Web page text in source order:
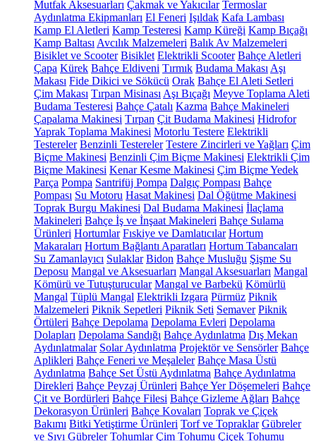
Mutfak Aksesuarları Çakmak ve Yakıcılar Termoslar
Aydınlatma Ekipmanları El Feneri Işıldak Kafa Lambası
Kamp El Aletleri Kamp Testeresi Kamp Küreği Kamp Bıçağı
Kamp Baltası Avcılık Malzemeleri Balık Av Malzemeleri
Bisiklet ve Scooter Bisiklet Elektrikli Scooter Bahçe Aletleri
Çapa Kürek Bahçe Eldiveni Tırmık Budama Makası Aşı
Makası Fide Dikici ve Sökücü Orak Bahçe El Aleti Setleri
Çim Makası Tırpan Misinası Aşı Bıçağı Meyve Toplama Aleti
Budama Testeresi Bahçe Çatalı Kazma Bahçe Makineleri
Çapalama Makinesi Tırpan Çit Budama Makinesi Hidrofor
Yaprak Toplama Makinesi Motorlu Testere Elektrikli
Testereler Benzinli Testereler Testere Zincirleri ve Yağları Çim
Biçme Makinesi Benzinli Çim Biçme Makinesi Elektrikli Çim
Biçme Makinesi Kenar Kesme Makinesi Çim Biçme Yedek
Parça Pompa Santrifüj Pompa Dalgıç Pompası Bahçe
Pompası Su Motoru Hasat Makinesi Dal Öğütme Makinesi
Toprak Burgu Makinesi Dal Budama Makinesi İlaçlama
Makineleri Bahçe İş ve İnşaat Makineleri Bahçe Sulama
Ürünleri Hortumlar Fıskiye ve Damlatıcılar Hortum
Makaraları Hortum Bağlantı Aparatları Hortum Tabancaları
Su Zamanlayıcı Sulaklar Bidon Bahçe Musluğu Şişme Su
Deposu Mangal ve Aksesuarları Mangal Aksesuarları Mangal
Kömürü ve Tutuşturucular Mangal ve Barbekü Kömürlü
Mangal Tüplü Mangal Elektrikli Izgara Pürmüz Piknik
Malzemeleri Piknik Sepetleri Piknik Seti Semaver Piknik
Örtüleri Bahçe Depolama Depolama Evleri Depolama
Dolapları Depolama Sandığı Bahçe Aydınlatma Dış Mekan
Aydınlatmalar Solar Aydınlatma Projektör ve Sensörler Bahçe
Aplikleri Bahçe Feneri ve Meşaleler Bahçe Masa Üstü
Aydınlatma Bahçe Set Üstü Aydınlatma Bahçe Aydınlatma
Direkleri Bahçe Peyzaj Ürünleri Bahçe Yer Döşemeleri Bahçe
Çit ve Bordürleri Bahçe Filesi Bahçe Gizleme Ağları Bahçe
Dekorasyon Ürünleri Bahçe Kovaları Toprak ve Çiçek
Bakımı Bitki Yetiştirme Ürünleri Torf ve Topraklar Gübreler
ve Sıvı Gübreler Tohumlar Çim Tohumu Çiçek Tohumu